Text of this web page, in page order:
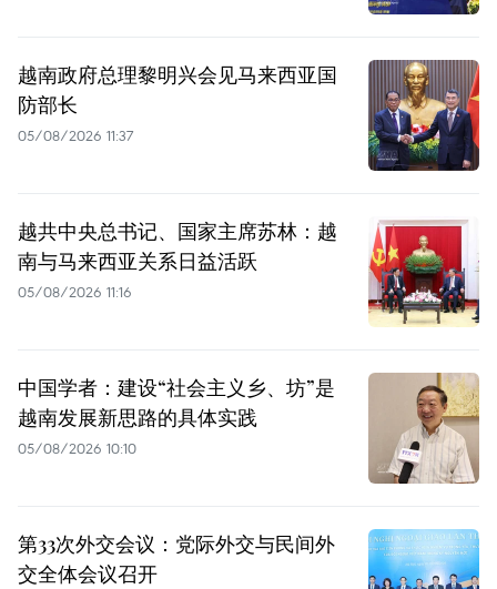
越南政府总理黎明兴会见马来西亚国
防部长
05/08/2026 11:37
越共中央总书记、国家主席苏林：越
南与马来西亚关系日益活跃
05/08/2026 11:16
中国学者：建设“社会主义乡、坊”是
越南发展新思路的具体实践
05/08/2026 10:10
第33次外交会议：党际外交与民间外
交全体会议召开